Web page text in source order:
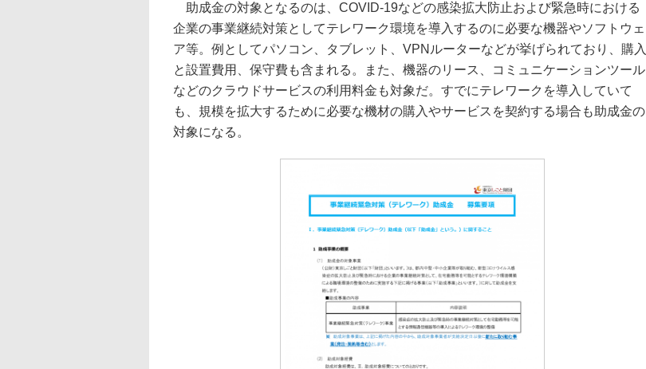
助成金の対象となるのは、COVID-19などの感染拡大防止および緊急時における
企業の事業継続対策としてテレワーク環境を導入するのに必要な機器やソフトウェ
ア等。例としてパソコン、タブレット、VPNルーターなどが挙げられており、購入
と設置費用、保守費も含まれる。また、機器のリース、コミュニケーションツール
などのクラウドサービスの利用料金も対象だ。すでにテレワークを導入していて
も、規模を拡大するために必要な機材の購入やサービスを契約する場合も助成金の
対象になる。